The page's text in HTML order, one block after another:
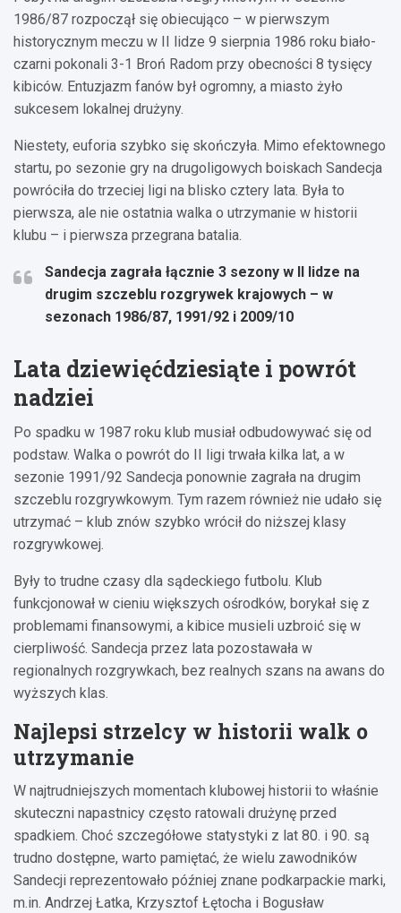
1986/87 rozpoczął się obiecująco – w pierwszym
historycznym meczu w II lidze 9 sierpnia 1986 roku biało-
czarni pokonali 3-1 Broń Radom przy obecności 8 tysięcy
kibiców. Entuzjazm fanów był ogromny, a miasto żyło
sukcesem lokalnej drużyny.
Niestety, euforia szybko się skończyła. Mimo efektownego
startu, po sezonie gry na drugoligowych boiskach Sandecja
powróciła do trzeciej ligi na blisko cztery lata. Była to
pierwsza, ale nie ostatnia walka o utrzymanie w historii
klubu – i pierwsza przegrana batalia.
Sandecja zagrała łącznie 3 sezony w II lidze na
drugim szczeblu rozgrywek krajowych – w
sezonach 1986/87, 1991/92 i 2009/10
Lata dziewięćdziesiąte i powrót
nadziei
Po spadku w 1987 roku klub musiał odbudowywać się od
podstaw. Walka o powrót do II ligi trwała kilka lat, a w
sezonie 1991/92 Sandecja ponownie zagrała na drugim
szczeblu rozgrywkowym. Tym razem również nie udało się
utrzymać – klub znów szybko wrócił do niższej klasy
rozgrywkowej.
Były to trudne czasy dla sądeckiego futbolu. Klub
funkcjonował w cieniu większych ośrodków, borykał się z
problemami finansowymi, a kibice musieli uzbroić się w
cierpliwość. Sandecja przez lata pozostawała w
regionalnych rozgrywkach, bez realnych szans na awans do
wyższych klas.
Najlepsi strzelcy w historii walk o
utrzymanie
W najtrudniejszych momentach klubowej historii to właśnie
skuteczni napastnicy często ratowali drużynę przed
spadkiem. Choć szczegółowe statystyki z lat 80. i 90. są
trudno dostępne, warto pamiętać, że wielu zawodników
Sandecji reprezentowało później znane podkarpackie marki,
m.in. Andrzej Łatka, Krzysztof Łętocha i Bogusław